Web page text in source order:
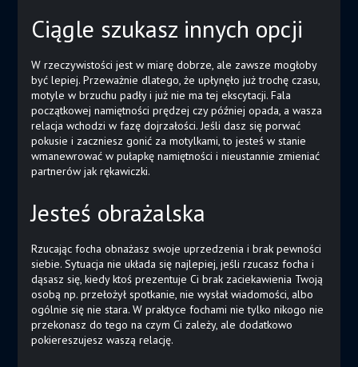
Ciągle szukasz innych opcji
W rzeczywistości jest w miarę dobrze, ale zawsze mogłoby
być lepiej. Przeważnie dlatego, że upłynęło już trochę czasu,
motyle w brzuchu padły i już nie ma tej ekscytacji. Fala
początkowej namiętności prędzej czy później opada, a wasza
relacja wchodzi w fazę dojrzałości. Jeśli dasz się porwać
pokusie i zaczniesz gonić za motylkami, to jesteś w stanie
wmanewrować w pułapkę namiętności i nieustannie zmieniać
partnerów jak rękawiczki.
Jesteś obrażalska
Rzucając focha obnażasz swoje uprzedzenia i brak pewności
siebie. Sytuacja nie układa się najlepiej, jeśli rzucasz focha i
dąsasz się, kiedy ktoś prezentuje Ci brak zaciekawienia Twoją
osobą np. przełożył spotkanie, nie wysłał wiadomości, albo
ogólnie się nie stara. W praktyce fochami nie tylko nikogo nie
przekonasz do tego na czym Ci zależy, ale dodatkowo
pokiereszujesz waszą relację.